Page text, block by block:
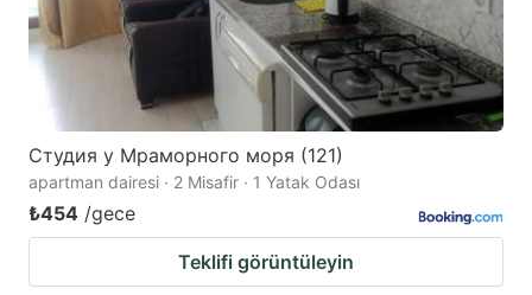
Студия у Мраморного моря (121)
apartman dairesi · 2 Misafir · 1 Yatak Odası
₺454 /gece
Teklifi görüntüleyin